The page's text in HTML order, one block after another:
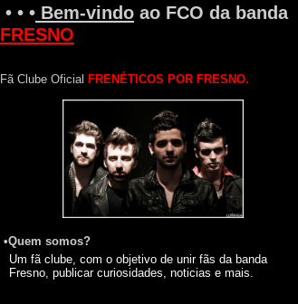
• • • Bem-vindo ao FCO da banda
FRESNO
Fã Clube Oficial FRENÉTICOS POR FRESNO.
•Quem somos?
Um fã clube, com o objetivo de unir fãs da banda
Fresno, publicar curiosidades, noticias e mais.